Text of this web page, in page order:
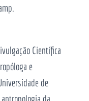
Científica
e
de